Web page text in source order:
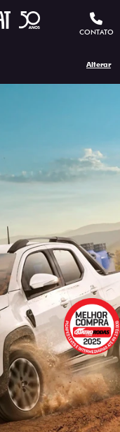
CONTATO
Alterar